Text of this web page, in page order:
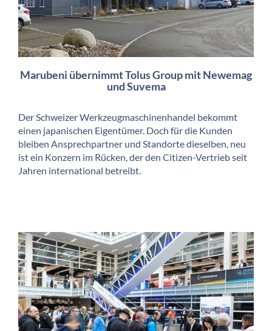
Marubeni übernimmt Tolus Group mit Newemag
und Suvema
Der Schweizer Werkzeugmaschinenhandel bekommt
einen japanischen Eigentümer. Doch für die Kunden
bleiben Ansprechpartner und Standorte dieselben, neu
ist ein Konzern im Rücken, der den Citizen-Vertrieb seit
Jahren international betreibt.